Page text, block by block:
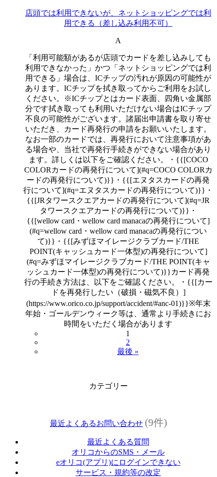
店頭では利用できないが、ネットショッピングでは利
用できる（差し込み利用不可）
A
「利用可能額があるが店頭でカードを差し込みしても
利用できなかった」かつ「ネットショッピングでは利
用できる」場合は、ICチップの汚れが原因の可能性が
あります。ICチップを拭き取ってからご利用をお試し
ください。※ICチップとはカード表面、四角い金属部
分です拭き取っても利用いただけない場合はICチップ
不良の可能性がございます。諸届出申請書を取り寄せ
いただき、カード再発行の申請をお願いいたします。
なお一部のカードでは、再発行において注意事項があ
る場合や、当社で再発行手続きができない場合があり
ます。詳しくは以下をご確認ください。・{{[COCO
COLORカードの再発行について](#q=COCO COLORカ
ードの再発行について)}}・{{[エヌタスカードの再発
行について](#q=エヌタスカードの再発行について)}}・
{{[JRタワースクエアカードの再発行について](#q=JR
タワースクエアカードの再発行について)}}・
{{[wellow card・wellow card manacaの再発行について]
(#q=wellow card・wellow card manacaの再発行につい
て)}}・{{[みずほマイレージクラブカード/THE
POINT(キャッシュカード一体型)の再発行について]
(#q=みずほマイレージクラブカード/THE POINT(キャ
ッシュカード一体型)の再発行について)}}カード再発
行の手続き方法は、以下をご確認ください。・{{[カー
ドを再発行したい（破損・磁気不良）]
(https://www.orico.co.jp/support/accident/#anc-01)}}※年末
年始・ゴールデンウィーク等は、通常より手続きにお
時間をいただく場合があります
1
2
最後 »
カテゴリー
最近よくあるお問い合わせ (9件)
最近よくある質問
オリコからのSMS・メール
eオリコ(アプリ)にログインできない
サービス・規約等の改定